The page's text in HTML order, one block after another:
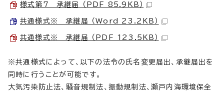
様式第7 承継届 （PDF 85.9KB）
共通様式※ 承継届 （Word 23.2KB）
共通様式※ 承継届 （PDF 123.5KB）
※共通様式によって、以下の法令の氏名変更届出、承継届出を
同時に行うことが可能です。
大気汚染防止法、騒音規制法、振動規制法、瀬戸内海環境保全